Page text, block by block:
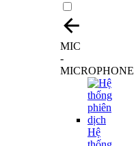
MIC
-
MICROPHONE
Hệ